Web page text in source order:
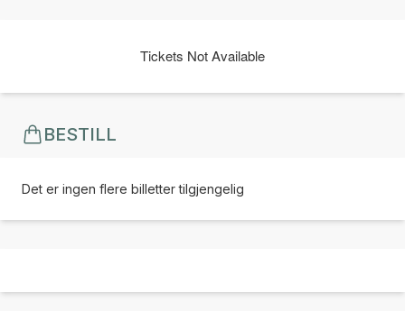
Tickets Not Available
BESTILL
Det er ingen flere billetter tilgjengelig